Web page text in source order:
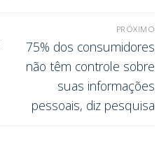
PRÓXIMO
75% dos consumidores
não têm controle sobre
suas informações
pessoais, diz pesquisa